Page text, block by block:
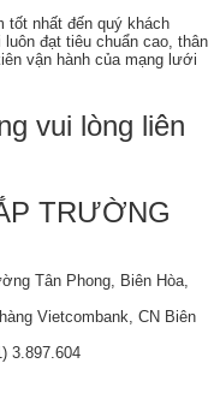
tốt nhất đến quý khách
đạt tiêu chuẩn cao, thân
vận hành của mạng lưới
vui lòng liên
TRƯỜNG
Tân Phong, Biên Hòa,
Vietcombank, CN Biên
3.897.604